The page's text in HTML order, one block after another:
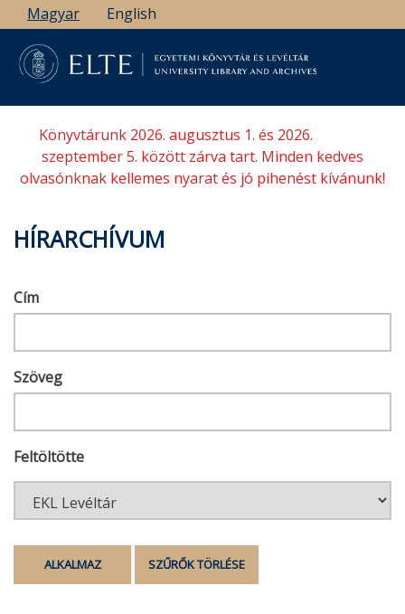
Ugrás
a
tartalomra
Magyar English
Könyvtárunk 2026. augusztus 1. és 2026.
szeptember 5. között zárva tart. Minden kedves
olvasónknak kellemes nyarat és jó pihenést kívánunk!
HÍRARCHÍVUM
Cím
Szöveg
Feltöltötte